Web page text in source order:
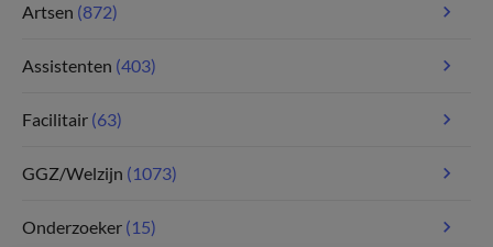
Artsen (872)
Assistenten (403)
Facilitair (63)
GGZ/Welzijn (1073)
Onderzoeker (15)